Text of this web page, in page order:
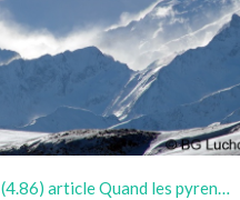
(4.86) article Quand les pyrenees se transforment en alaska 3-15 01